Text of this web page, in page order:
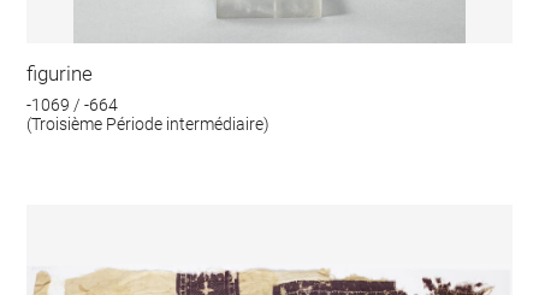
figurine
-1069 / -664
(Troisième Période intermédiaire)